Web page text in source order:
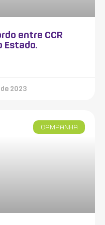
entre CCR
Estado.
2023
CAMPANHA